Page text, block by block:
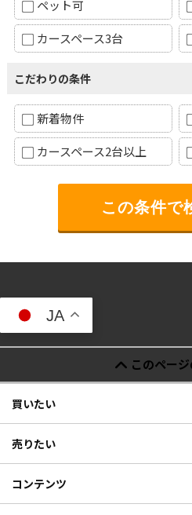
ペット可
カースペース3台
こだわりの条件
新着物件
カースペース2台以上
JA
このペー
買いたい
売りたい
コンテンツ